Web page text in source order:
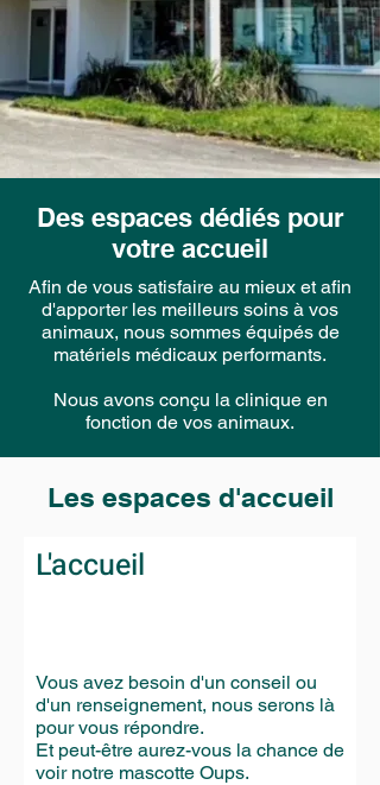
Des espaces dédiés pour
votre accueil
Afin de vous satisfaire au mieux et afin
d'apporter les meilleurs soins à vos
animaux, nous sommes équipés de
matériels médicaux performants.
Nous avons conçu la clinique en
fonction de vos animaux.
Les espaces d'accueil
L'accueil
Vous avez besoin d'un conseil ou
d'un renseignement, nous serons là
pour vous répondre.
Et peut-être aurez-vous la chance de
voir notre mascotte Oups.